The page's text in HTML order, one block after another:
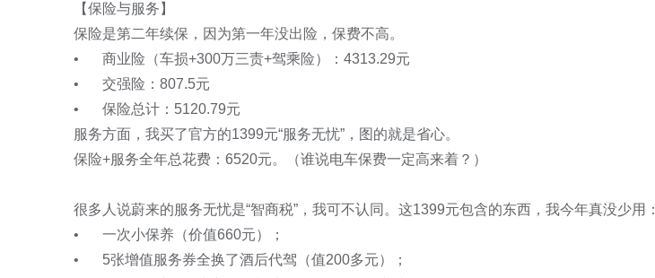
【保险与服务】
保险是第二年续保，因为第一年没出险，保费不高。
•	商业险（车损+300万三责+驾乘险）：4313.29元
•	交强险：807.5元
•	保险总计：5120.79元
服务方面，我买了官方的1399元“服务无忧”，图的就是省心。
保险+服务全年总花费：6520元。（谁说电车保费一定高来着？）
很多人说蔚来的服务无忧是“智商税”，我可不认同。这1399元包含的东西，我今年真没少用：
•	一次小保养（价值660元）；
•	5张增值服务券全换了酒后代驾（值200多元）；